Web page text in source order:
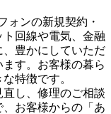
ォンの新規契約・
回線や電気、金融
豊かにしていただ
す。お客様の暮ら
特徴です。
し、修理のご相談
お客様からの「あ